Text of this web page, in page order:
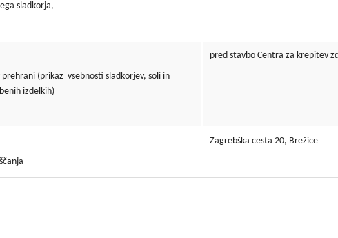
sladkorja,
(prikaz vsebnosti sladkorjev, soli in
izdelkih)
pred stavbo Centra za krepitev
Zagrebška cesta 20, Brežice